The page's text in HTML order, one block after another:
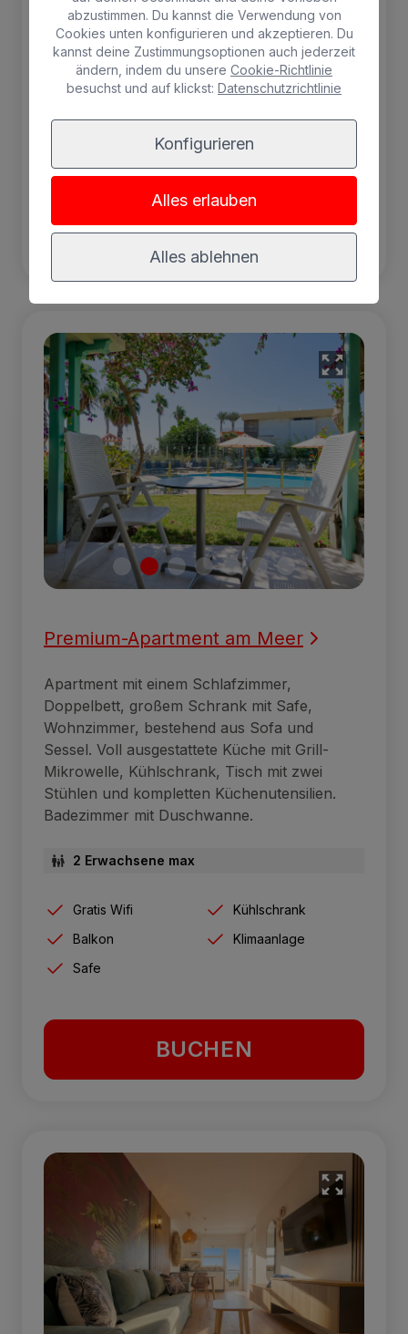
2 Erwachsene max.
Gratis Wifi
Kühlschrank
Balkon
Klimaanlage
BUCHEN
Premium-Apartment am Meer
Apartment mit einem Schlafzimmer,
Doppelbett, großem Schrank mit Safe,
Wohnzimmer, bestehend aus Sofa und
Sessel. Voll ausgestattete Küche mit Grill-
Mikrowelle, Kühlschrank, Tisch mit zwei
Stühlen und kompletten Küchenutensilien.
Badezimmer mit Duschwanne.
2 Erwachsene max
Gratis Wifi
Kühlschrank
Balkon
Klimaanlage
Safe
BUCHEN
abzustimmen. Du kannst die Verwendung von
Cookies unten konfigurieren und akzeptieren. Du
kannst deine Zustimmungsoptionen auch jederzeit
ändern, indem du unsere Cookie-Richtlinie
besuchst und auf klickst: Datenschutzrichtlinie
Konfigurieren
Alles erlauben
Alles ablehnen